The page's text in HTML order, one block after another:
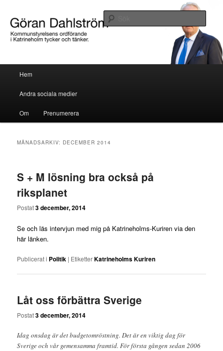
Göran Dahlström
Göran Dahlström, kommunstyrelsens ordförande i Katrineholm tycker och
Hoppa till huvudinnehåll
Hoppa till sekundärt innehåll
Hem
Andra sociala medier
Om Prenumerera
MÅNADSARKIV: DECEMBER 2014
S + M lösning bra också på
riksplanet
Postat3 december, 2014
Se och läs intervjun med mig på Katrineholms-Kuriren via den
här länken.
Publicerat i Politik | EtiketterKatrineholms Kuriren
Låt oss förbättra Sverige
Postat3 december, 2014
Idag onsdag är det budgetomröstning. Det är en viktig dag för
Sverige och vår gemensamma framtid. För första gången sedan 2006